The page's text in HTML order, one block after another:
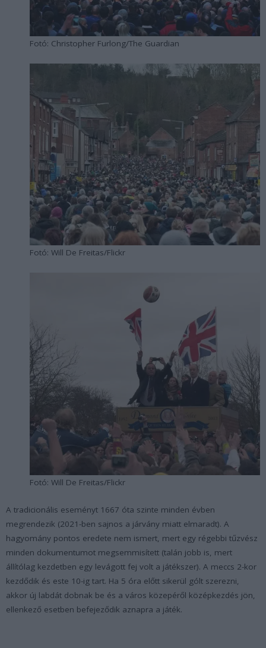
Fotó: Christopher Furlong/The Guardian
Fotó: Will De Freitas/Flickr
Fotó: Will De Freitas/Flickr
A tradicionális eseményt 1667 óta szinte minden évben
megrendezik (2021-ben sajnos a járvány miatt elmaradt). A
hagyomány pontos eredete nem ismert, mert egy régebbi tűzvész
minden dokumentumot megsemmisített (talán jobb is, mert
állítólag kezdetben egy levágott fej volt a játékszer). A meccs 2-kor
kezdődik és este 10-ig tart. Ha 5 óra előtt sikerül gólt szerezni,
akkor új labdát dobnak be és a város közepéről középkezdés jön,
ellenkező esetben befejeződik aznapra a játék.